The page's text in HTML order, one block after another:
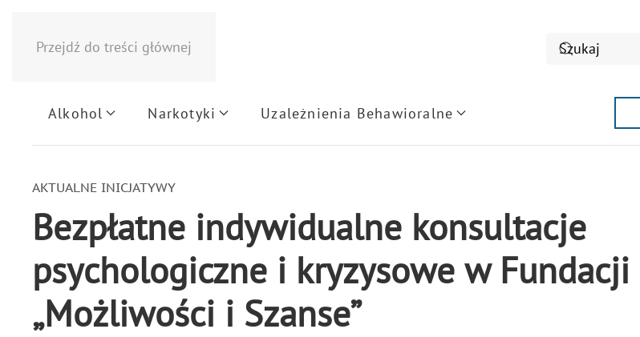
Przejdź do treści głównej
Alkohol Narkotyki Uzależnienia Behawioralne
AKTUALNE INICJATYWY
Bezpłatne indywidualne konsultacje
psychologiczne i kryzysowe w Fundacji
„Możliwości i Szanse”